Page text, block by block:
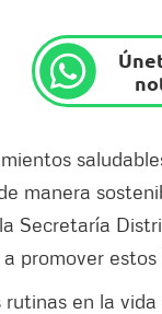
manera
Secretaría
promover
en la